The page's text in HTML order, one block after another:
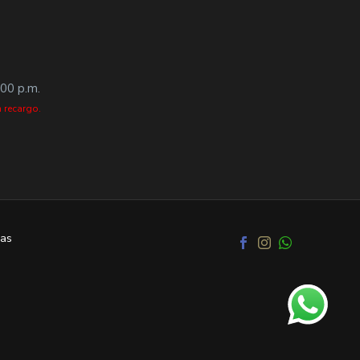
p.m.